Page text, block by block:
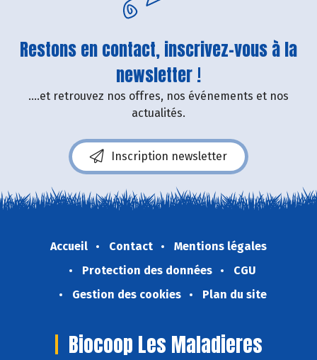
Restons en contact, inscrivez-vous à la
newsletter !
....et retrouvez nos offres, nos événements et nos
actualités.
Inscription newsletter
Accueil Contact
Mentions légales
Protection des données
CGU
Gestion des cookies
Plan du site
Biocoop Les Maladieres